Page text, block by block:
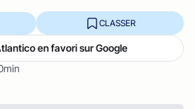
CLASSER
en favori sur Google